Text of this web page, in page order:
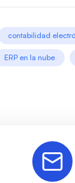
contabilidad
ERP en la nube